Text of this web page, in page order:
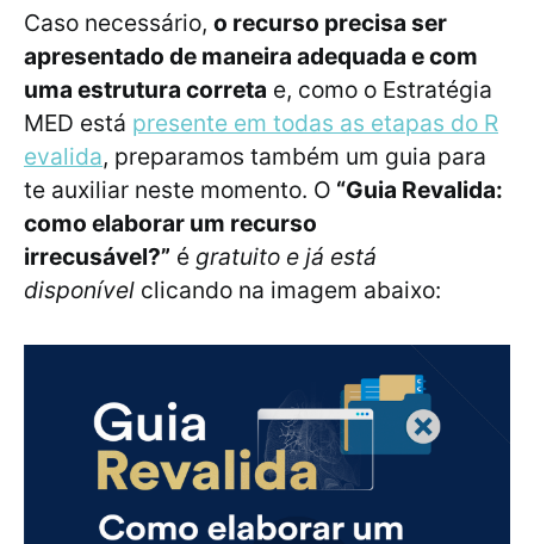
Caso necessário, o recurso precisa ser
apresentado de maneira adequada e com
uma estrutura correta e, como o Estratégia
MED está presente em todas as etapas do R
evalida, preparamos também um guia para
te auxiliar neste momento. O “Guia Revalida:
como elaborar um recurso
irrecusável?” é gratuito e já está
disponível clicando na imagem abaixo: